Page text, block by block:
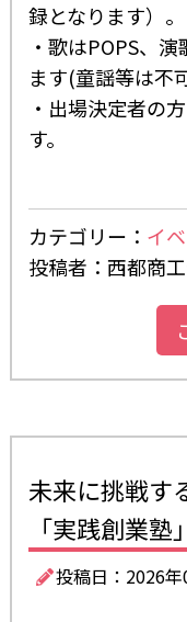
録となります）。
・歌はPOPS、
ます(童謡等は不
・出場決定者の
す。
カテゴリー： イ
投稿者：西都商
未来に挑戦す
「実践創業
投稿日：2026